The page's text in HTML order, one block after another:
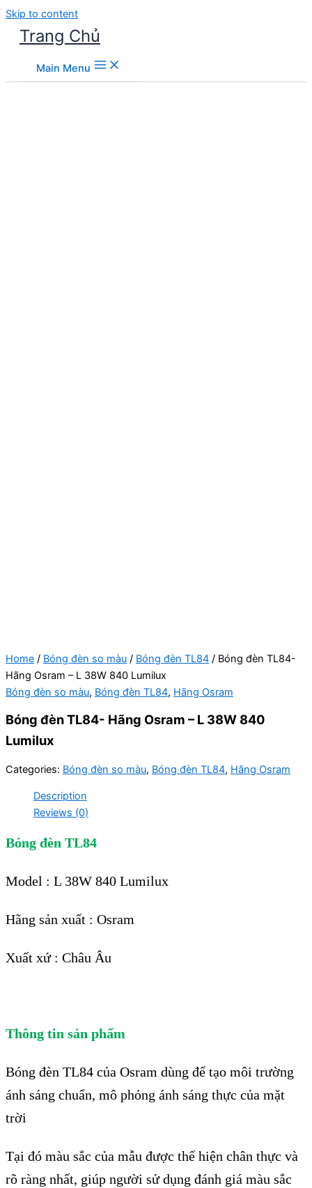
Skip to content
Trang Chủ
Main Menu
Home / Bóng đèn so màu / Bóng đèn TL84 / Bóng đèn TL84-
Hãng Osram – L 38W 840 Lumilux
Bóng đèn so màu, Bóng đèn TL84, Hãng Osram
Bóng đèn TL84- Hãng Osram – L 38W 840
Lumilux
Categories: Bóng đèn so màu, Bóng đèn TL84, Hãng Osram
Description
Reviews (0)
Bóng đèn TL84
Model : L 38W 840 Lumilux
Hãng sản xuất : Osram
Xuất xứ : Châu Âu
Thông tin sản phẩm
Bóng đèn TL84 của Osram dùng để tạo môi trường
ánh sáng chuẩn, mô phỏng ánh sáng thực của mặt
trời
Tại đó màu sắc của mẫu được thể hiện chân thực và
rõ ràng nhất, giúp người sử dụng đánh giá màu sắc